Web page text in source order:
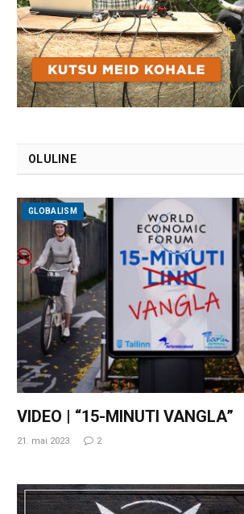
OLULINE
GLOBALISM
VIDEO | “15-MINUTI VANGLA”
21. mai 2023 2